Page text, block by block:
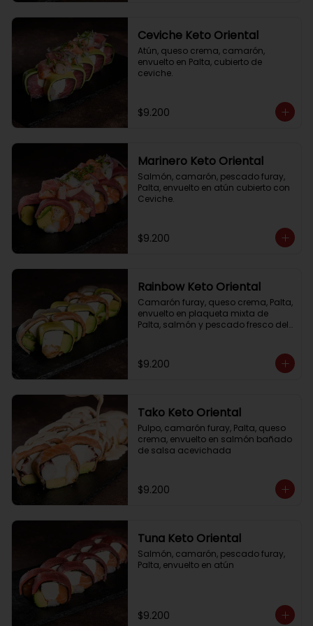
Ceviche Keto Oriental
Atún, queso crema, camarón,
envuelto en Palta, cubierto de
ceviche.
$9.200
Marinero Keto Oriental
Salmón, camarón, pescado furay,
Palta, envuelto en atún cubierto con
Ceviche.
$9.200
Rainbow Keto Oriental
Camarón furay, queso crema, Palta,
envuelto en plaqueta mixta de
Palta, salmón y pescado fresco del
$9.200
Tako Keto Oriental
Pulpo, camarón furay, Palta, queso
crema, envuelto en salmón bañado
de salsa acevichada
$9.200
Tuna Keto Oriental
Salmón, camarón, pescado furay,
Palta, envuelto en atún
$9.200